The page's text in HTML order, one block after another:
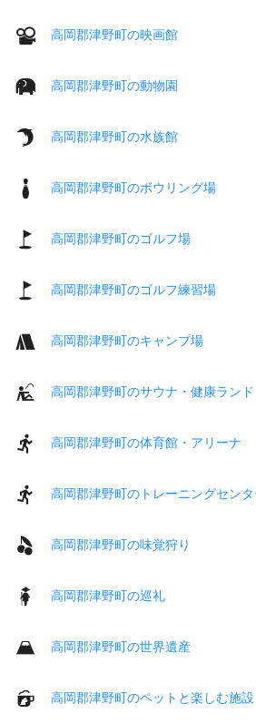
高岡郡津野町の映画館
高岡郡津野町の動物園
高岡郡津野町の水族館
高岡郡津野町のボウリング場
高岡郡津野町のゴルフ場
高岡郡津野町のゴルフ練習場
高岡郡津野町のキャンプ場
高岡郡津野町のサウナ・健康ランド
高岡郡津野町の体育館・アリーナ
高岡郡津野町のトレーニングセンタ
高岡郡津野町の味覚狩り
高岡郡津野町の巡礼
高岡郡津野町の世界遺産
高岡郡津野町のペットと楽しむ施設